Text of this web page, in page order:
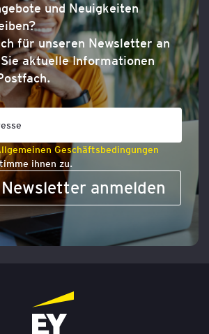
und Neuigkeiten
für unseren Newsletter an
aktuelle Informationen
Geschäftsbedingungen
ihnen zu.
anmelden